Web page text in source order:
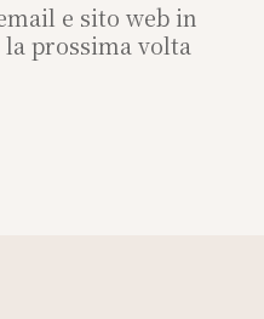
e sito web in
prossima volta